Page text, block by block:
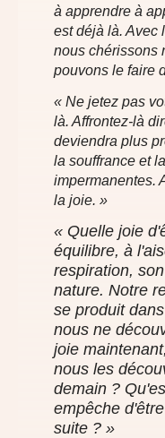
à apprendre à
est déjà là. Avec
nous chérissons
pouvons le faire
« Ne jetez pas
là. Affrontez-là
deviendra plus
la souffrance et
impermanentes.
la joie. »
« Quelle joie
équilibre, à
respiration,
nature. Notre
se produit
nous ne
joie
nous les
demain ?
empêche
suite ? »